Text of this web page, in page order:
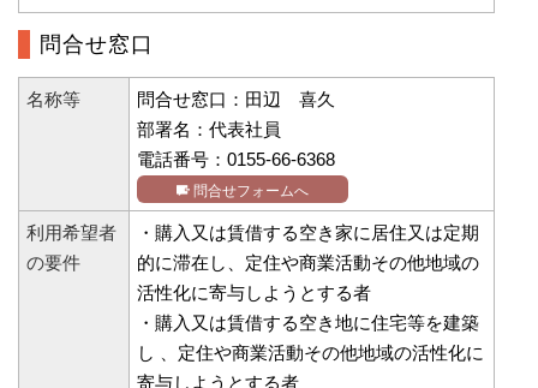
問合せ窓口
名称等
問合せ窓口：田辺 喜久
部署名：代表社員
電話番号：0155-66-6368
問合せフォームへ
利用希望者
の要件
・購入又は賃借する空き家に居住又は定期
的に滞在し、定住や商業活動その他地域の
活性化に寄与しようとする者
・購入又は賃借する空き地に住宅等を建築
し 、定住や商業活動その他地域の活性化に
寄与しようとする者